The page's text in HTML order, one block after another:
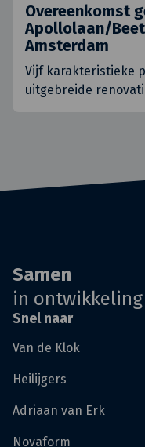
Overeenkomst
Apollolaan/
Amsterdam
Vijf karakteristieke
uitgebreide
Samen
in ontwikkeling
Snel naar
Van de Klok
Heilijgers
Adriaan van Erk
Novaform